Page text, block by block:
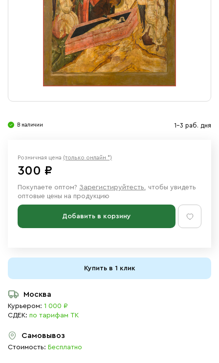
Ювелирные изделия
В наличии 1-3 раб. дня
Розничная цена (только онлайн *)
300 ₽
Покупаете оптом? Зарегистируйтесть, чтобы увидеть
оптовые цены на продукцию
Добавить в корзину
Купить в 1 клик
Москва
Курьером: 1 000 ₽
СДЕК: по тарифам ТК
Самовывоз
Стоимость: Бесплатно